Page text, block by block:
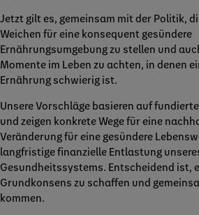
Jetzt gilt es, gemeinsam mit der Politik,
Weichen für eine konsequent gesündere
Ernährungsumgebung zu stellen und
Momente im Leben zu achten, in denen
Ernährung schwierig ist.
Unsere Vorschläge basieren auf
und zeigen konkrete Wege für eine
Veränderung für eine gesündere
langfristige finanzielle Entlastung
Gesundheitssystems. Entscheidend ist,
Grundkonsens zu schaffen und
kommen.